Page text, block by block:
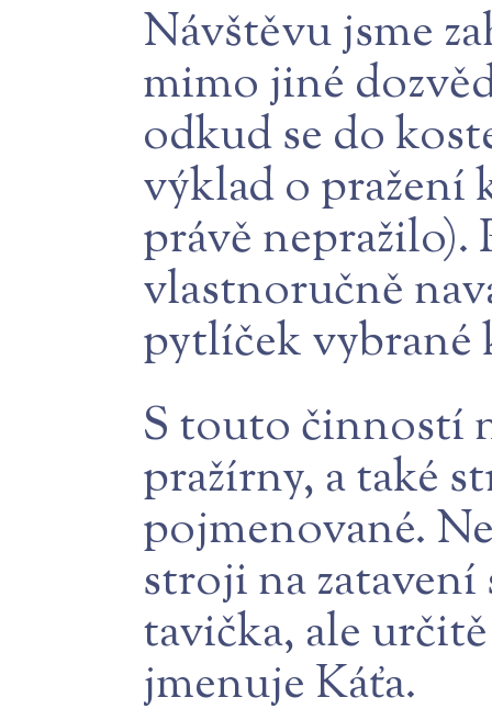
Návštěvu jsme
mimo jiné
odkud se do
výklad o pražení
právě nepražilo).
vlastnoručně
pytlíček vybrané
S touto činností
pražírny, a také
pojmenované.
stroji na zatavení
tavička, ale
jmenuje Káťa.